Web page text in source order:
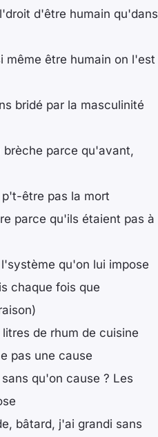
d'être humain qu'dans
même être humain on l'est
bridé par la masculinité
parce qu'avant,
être pas la mort
parce qu'ils étaient pas à
qu'on lui impose
chaque fois que
de rhum de cuisine
pas une cause
qu'on cause ? Les
bâtard, j'ai grandi sans